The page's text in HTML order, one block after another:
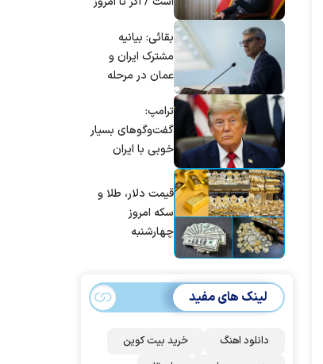
مردم ایران است
بقائی: بیانیه
مشترک ایران و
عمان در مرحله
است/ برنامه‌ای
برای سفر به قطر و
پاکستان نداریم
ترامپ:
گفت‌و‌گو‌های بسیار
خوبی با ایران
نمی‌خواهند به آن
اذعان کنند | اگر
آنها دوباره زیر
خورد
قیمت دلار، طلا و
سکه امروز
چهارشنبه
لینک های مفید
دانلود اهنگ
خرید بیت کوین